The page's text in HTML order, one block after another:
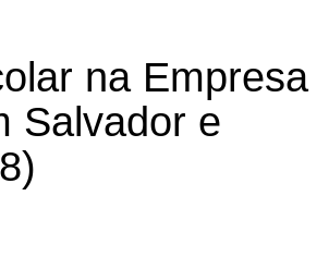
na Empresa
Salvador e